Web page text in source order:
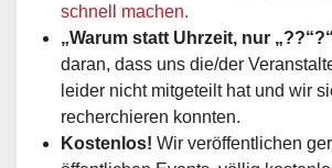
schnell machen.
„Warum statt Uhrzeit, nur „??“?“
daran, dass uns die/der
leider nicht mitgeteilt hat und wir
recherchieren konnten.
Kostenlos! Wir veröffentlichen